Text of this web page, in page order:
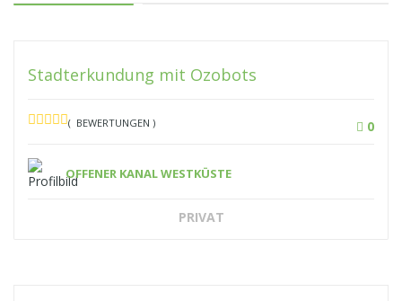
Stadterkundung mit Ozobots
( BEWERTUNGEN ) 0
OFFENER KANAL WESTKÜSTE
PRIVAT